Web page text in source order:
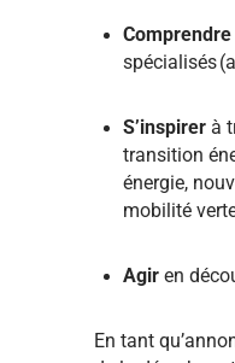
Comprendre
spécialisés
S’inspirerà
transition
énergie,
mobilité
Agiren
En tant